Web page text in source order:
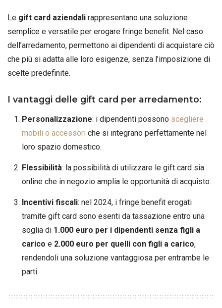
Le gift card aziendali rappresentano una soluzione
semplice e versatile per erogare fringe benefit. Nel caso
dell’arredamento, permettono ai dipendenti di acquistare ciò
che più si adatta alle loro esigenze, senza l’imposizione di
scelte predefinite.
I vantaggi delle gift card per arredamento:
Personalizzazione: i dipendenti possono scegliere
mobili o accessori che si integrano perfettamente nel
loro spazio domestico.
Flessibilità: la possibilità di utilizzare le gift card sia
online che in negozio amplia le opportunità di acquisto.
Incentivi fiscali: nel 2024, i fringe benefit erogati
tramite gift card sono esenti da tassazione entro una
soglia di 1.000 euro per i dipendenti senza figli a
carico e 2.000 euro per quelli con figli a carico,
rendendoli una soluzione vantaggiosa per entrambe le
parti.